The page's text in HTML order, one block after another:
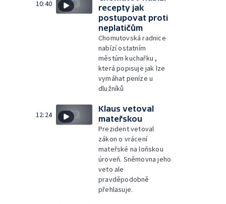
10:40
recepty jak
postupovat proti
neplatičům
Chomutovská radnice
nabízí ostatním
městúm kuchařku ,
která popisuje jak lze
vymáhat peníze u
dlužníků
12:24
Klaus vetoval
mateřskou
Prezident vetoval
zákon o vrácení
mateřské na loňskou
úroveň. Sněmovna jeho
veto ale
pravděpodobně
přehlasuje.